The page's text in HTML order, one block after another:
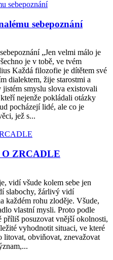
sebepoznání
„Jen velmi málo je
je v tobě, ve tvém
Každá filozofie je dítětem své
dialektem, žije starostmi a
smyslu slova existovali
nejenže pokládali otázky
pocházejí lidé, ale co je
jež s...
O ZRCADLE
vidí všude kolem sebe jen
slabochy, žárlivý vidí
každém rohu zloděje. Všude,
vlastní mysli. Proto podle
příliš posuzovat vnější okolnosti,
vyhodnotit situaci, ve které
litovat, obviňovat, znevažovat